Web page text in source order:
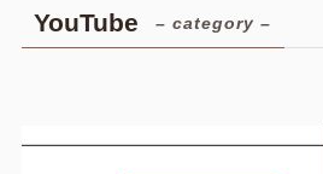
YouTube – category –